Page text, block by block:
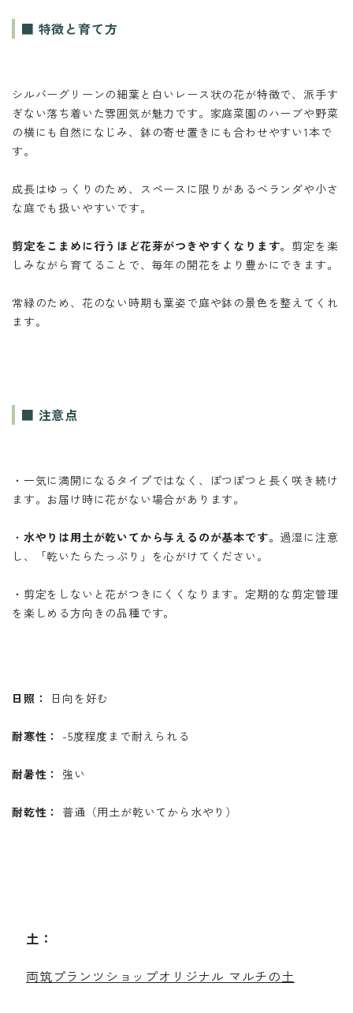
■ 特徴と育て方
シルバーグリーンの細葉と白いレース状の花が特徴で、派手す
ぎない落ち着いた雰囲気が魅力です。家庭菜園のハーブや野菜
の横にも自然になじみ、鉢の寄せ置きにも合わせやすい1本で
す。
成長はゆっくりのため、スペースに限りがあるベランダや小さ
な庭でも扱いやすいです。
剪定をこまめに行うほど花芽がつきやすくなります。 剪定を楽
しみながら育てることで、毎年の開花をより豊かにできます。
常緑のため、花のない時期も葉姿で庭や鉢の景色を整えてくれ
ます。
■ 注意点
・一気に満開になるタイプではなく、ぽつぽつと長く咲き続け
ます。お届け時に花がない場合があります。
・ 水やりは用土が乾いてから与えるのが基本です。 過湿に注意
し、「乾いたらたっぷり」を心がけてください。
・剪定をしないと花がつきにくくなります。定期的な剪定管理
を楽しめる方向きの品種です。
日照： 日向を好む
耐寒性： -5度程度まで耐えられる
耐暑性： 強い
耐乾性： 普通（用土が乾いてから水やり）
土：
両筑プランツショップオリジナル マルチの土